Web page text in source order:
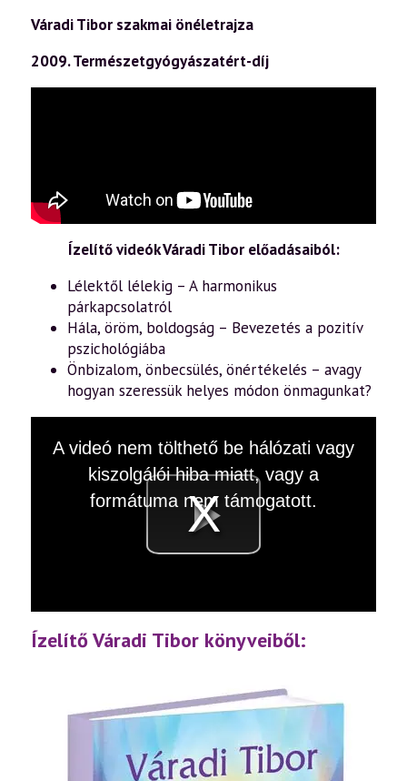
Váradi Tibor szakmai önéletrajza
2009. Természetgyógyászatért-díj
Ízelítő videók Váradi Tibor előadásaiból:
Lélektől lélekig – A harmonikus
párkapcsolatról
Hála, öröm, boldogság – Bevezetés a pozitív
pszichológiába
Önbizalom, önbecsülés, önértékelés – avagy
hogyan szeressük helyes módon önmagunkat?
Videó
A videó nem tölthető be hálózati vagy
kiszolgálói hiba miatt, vagy a
formátuma nem támogatott.
Ízelítő Váradi Tibor könyveiből: